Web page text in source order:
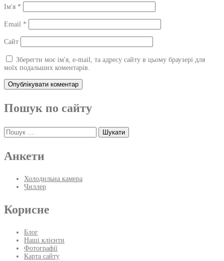
Ім'я *
Email *
Сайт
Зберегти моє ім'я, e-mail, та адресу сайту в цьому браузері для
моїх подальших коментарів.
Пошук по сайту
Пошук:
Анкети
Холодильна камера
Чиллер
Корисне
Блог
Наші клієнти
Фотографії
Карта сайту